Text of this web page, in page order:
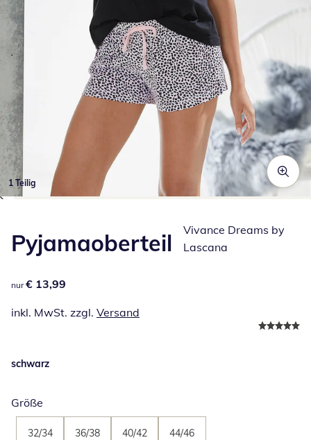
1 Teilig
Pyjamaoberteil
€ 13,99
nur € 13,99
inkl. MwSt. zzgl. Versand
Vivance Dreams by
Lascana
schwarz
Größe
32/34 36/38 40/42 44/46